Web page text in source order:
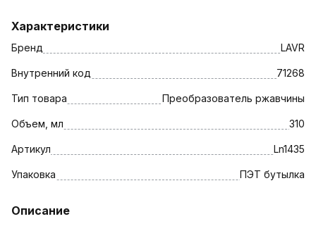
Характеристики
Бренд LAVR
Внутренний код 71268
Тип товара Преобразователь ржавчины
Объем, мл 310
Артикул Ln1435
Упаковка ПЭТ бутылка
Описание